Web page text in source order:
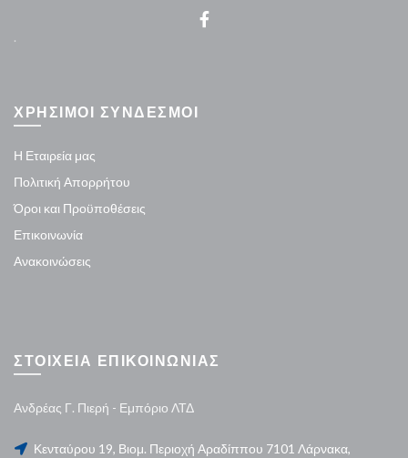
.
ΧΡΗΣΙΜΟΙ ΣΥΝΔΕΣΜΟΙ
Η Εταιρεία μας
Πολιτική Απορρήτου
Όροι και Προϋποθέσεις
Επικοινωνία
Ανακοινώσεις
ΣΤΟΙΧΕΙΑ ΕΠΙΚΟΙΝΩΝΙΑΣ
Ανδρέας Γ. Πιερή - Εμπόριο ΛΤΔ
Κενταύρου 19, Βιομ. Περιοχή Αραδίππου 7101 Λάρνακα,